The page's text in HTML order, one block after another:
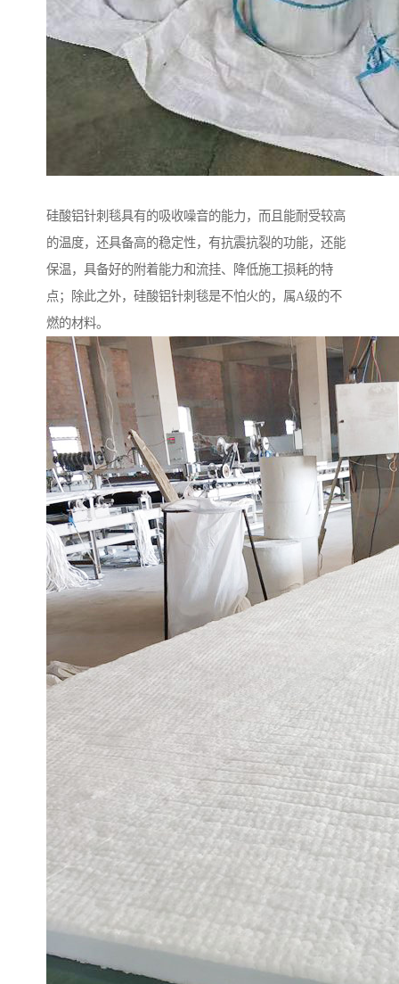
硅酸铝针刺毯具有的吸收噪音的能力，而且能耐受较高
的温度，还具备高的稳定性，有抗震抗裂的功能，还能
保温，具备好的附着能力和流挂、降低施工损耗的特
点；除此之外，硅酸铝针刺毯是不怕火的，属A级的不
燃的材料。